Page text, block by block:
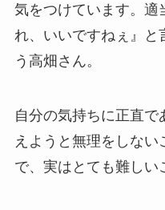
気をつけています。適
れ、いいですねぇ』と
う高畑さん。
自分の気持ちに正直
えようと無理をしない
で、実はとても難しい